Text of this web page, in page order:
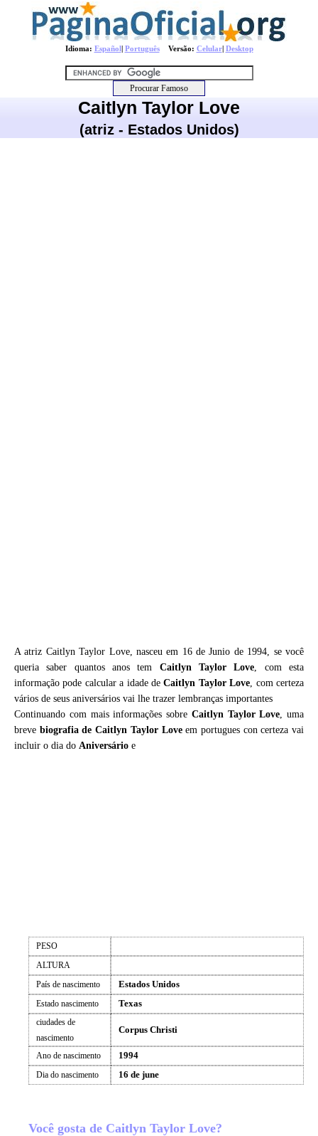
Idioma: Español| PortuguêsVersão: Celular| Desktop
Caitlyn Taylor Love
(atriz - Estados Unidos)
A atriz Caitlyn Taylor Love, nasceu em 16 de Junio de 1994, se você
queria saber quantos anos tem Caitlyn Taylor Love, com esta
informação pode calcular a idade deCaitlyn Taylor Love, com certeza
vários de seus aniversários vai lhe trazer lembranças importantes
Continuando com mais informações sobre Caitlyn Taylor Love, uma
breve biografia deCaitlyn Taylor Loveem portugues con certeza vai
incluir o dia do Aniversário e
PESO
ALTURA
País de nascimento
Estados Unidos
Estado nascimento Texas
ciudades de
nascimento
Corpus Christi
Ano de nascimento 1994
Dia do nascimento 16 de june
Você gosta de Caitlyn Taylor Love?